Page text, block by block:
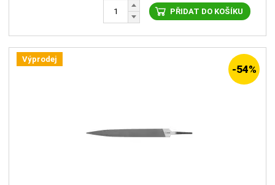
PŘIDAT DO KOŠÍKU
Výprodej
-54%